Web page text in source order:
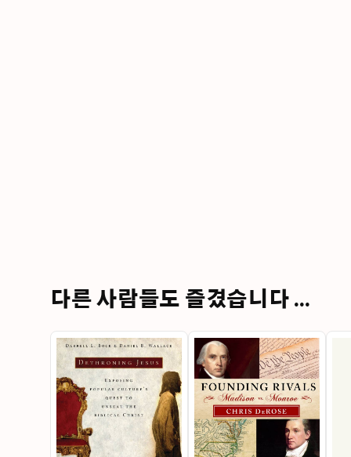
다른 사람들도 즐겼습니다 ...